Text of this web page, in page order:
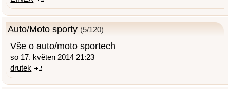
Auto/Moto sporty (5/120)
Vše o auto/moto sportech
so 17. květen 2014 21:23
drutek